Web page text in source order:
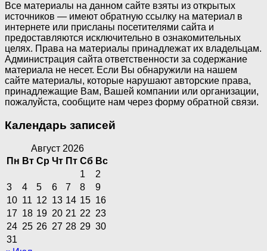
Все материалы на данном сайте взяты из открытых
источников — имеют обратную ссылку на материал в
интернете или присланы посетителями сайта и
предоставляются исключительно в ознакомительных
целях. Права на материалы принадлежат их владельцам.
Администрация сайта ответственности за содержание
материала не несет. Если Вы обнаружили на нашем
сайте материалы, которые нарушают авторские права,
принадлежащие Вам, Вашей компании или организации,
пожалуйста, сообщите нам через форму обратной связи.
Календарь записей
Август 2026
Пн Вт Ср Чт Пт Сб Вс
1
2
3
4 5 6 7 8
9
10 11 12 13 14 15 16
17 18 19 20 21 22 23
24 25 26 27 28 29 30
31